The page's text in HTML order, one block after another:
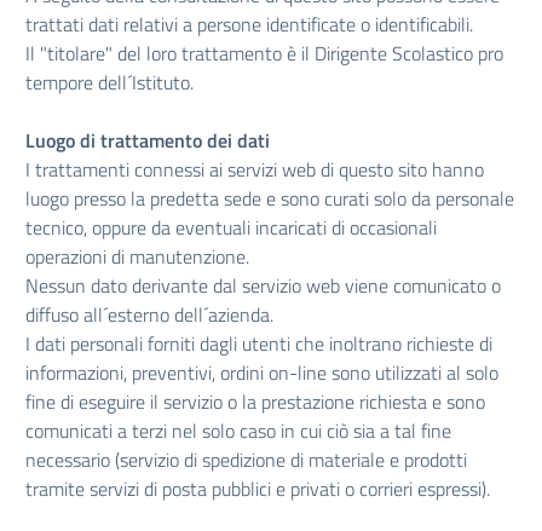
trattati dati relativi a persone identificate o identificabili.
Il "titolare" del loro trattamento è il Dirigente Scolastico pro
tempore dell´Istituto.
Luogo di trattamento dei dati
I trattamenti connessi ai servizi web di questo sito hanno
luogo presso la predetta sede e sono curati solo da personale
tecnico, oppure da eventuali incaricati di occasionali
operazioni di manutenzione.
Nessun dato derivante dal servizio web viene comunicato o
diffuso all´esterno dell´azienda.
I dati personali forniti dagli utenti che inoltrano richieste di
informazioni, preventivi, ordini on-line sono utilizzati al solo
fine di eseguire il servizio o la prestazione richiesta e sono
comunicati a terzi nel solo caso in cui ciò sia a tal fine
necessario (servizio di spedizione di materiale e prodotti
tramite servizi di posta pubblici e privati o corrieri espressi).